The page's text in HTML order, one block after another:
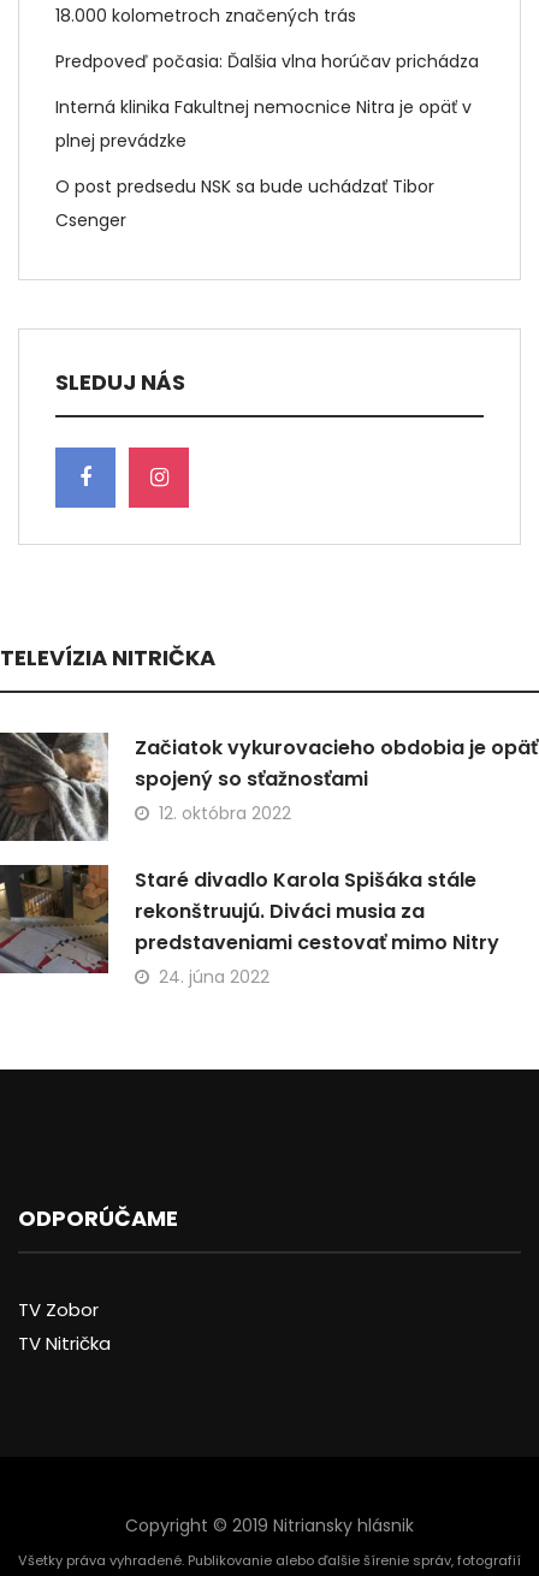
18.000 kolometroch značených trás
Predpoveď počasia: Ďalšia vlna horúčav prichádza
Interná klinika Fakultnej nemocnice Nitra je opäť v
plnej prevádzke
O post predsedu NSK sa bude uchádzať Tibor
Csenger
SLEDUJ NÁS
TELEVÍZIA NITRIČKA
Začiatok vykurovacieho obdobia je opäť
spojený so sťažnosťami
12. októbra 2022
Staré divadlo Karola Spišáka stále
rekonštruujú. Diváci musia za
predstaveniami cestovať mimo Nitry
24. júna 2022
ODPORÚČAME
TV Zobor
TV Nitrička
Copyright © 2019 Nitriansky hlásnik
Všetky práva vyhradené. Publikovanie alebo ďalšie šírenie správ, fotografií